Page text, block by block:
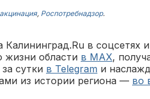
, Роспотребнадзор.
в соцсетях
жизни области в MAX,
сутки в Telegram и
из истории региона — во